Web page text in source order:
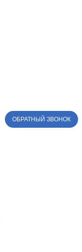
ОБРАТНЫЙ ЗВОНОК